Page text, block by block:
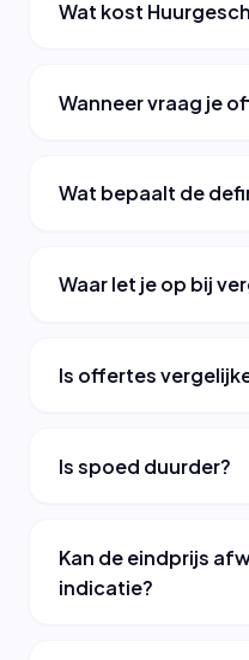
Wat kost
Wanneer vraag je
Wat bepaalt de
Waar let je op bij
Is offertes
Is spoed duurder?
Kan de eindprijs
indicatie?